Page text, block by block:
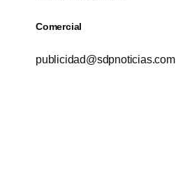
Comercial
publicidad@sdpnoticias.com